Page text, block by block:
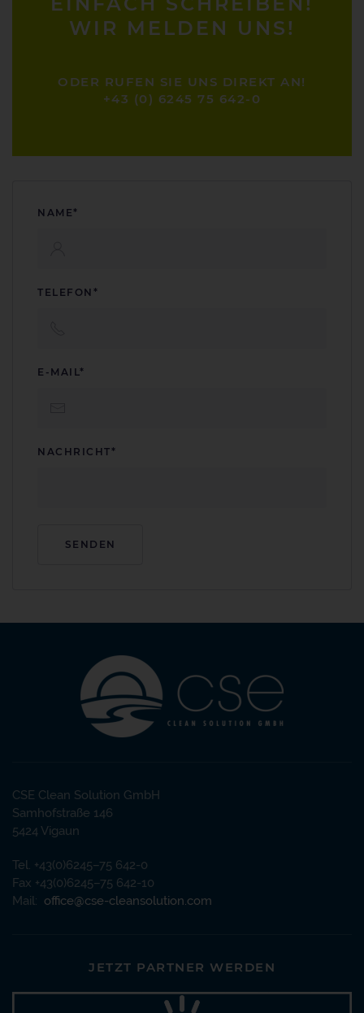
WIR MELDEN UNS!
ODER RUFEN SIE UNS DIREKT AN!
+43 (0) 6245 75 642-0
NAME*
TELEFON*
E-MAIL*
NACHRICHT*
CSE Clean Solution GmbH
Samhofstraße 146
5424 Vigaun
Tel. +43(0)6245–75 642-0
Fax +43(0)6245–75 642-10
Mail: office@cse-cleansolution.com
JETZT PARTNER WERDEN